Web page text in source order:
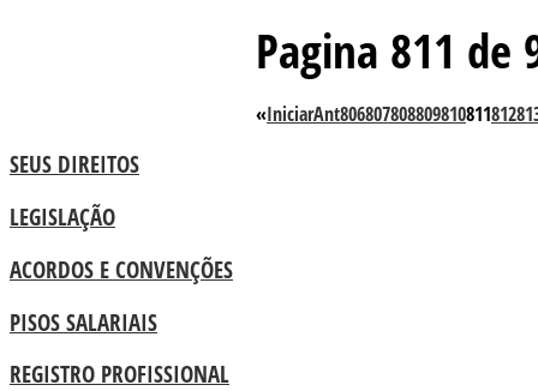
Pagina 811 de
«IniciarAnt806807808809810811812
SEUS DIREITOS
LEGISLAÇÃO
ACORDOS E CONVENÇÕES
PISOS SALARIAIS
REGISTRO PROFISSIONAL